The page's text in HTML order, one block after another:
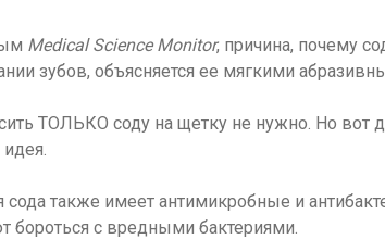
Medical Science Monitor, причина, почему
зубов, объясняется ее мягкими
ТОЛЬКО соду на щетку не нужно. Но вот
также имеет антимикробные и
бороться с вредными бактериями.